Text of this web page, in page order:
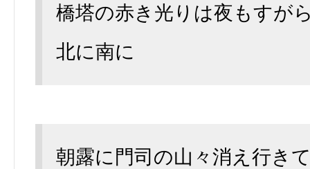
橋塔の赤き光りは夜もすが
北に南に
朝露に門司の山々消え行き